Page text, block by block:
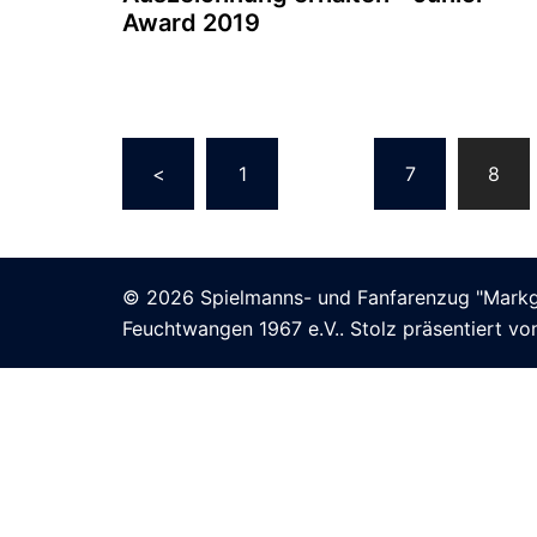
1967
Award 2019
Beitragsnavigation
< 1 7 8
© 2026 Spielmanns- und Fanfarenzug
Feuchtwangen 1967 e.V.. Stolz präsentiert